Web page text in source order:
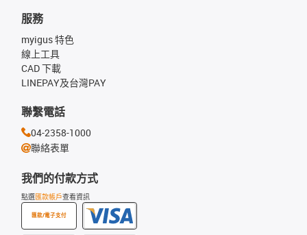
我們的付款方式
點選匯款帳戶查看資訊
匯款/電子支付
服務
myigus 特色
線上工具
CAD 下載
LINEPAY及台灣PAY
聯繫電話
04-2358-1000
聯絡表單